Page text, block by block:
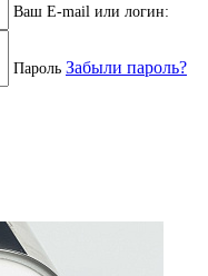
Ваш E-mail или логин:
Пароль Забыли пароль?